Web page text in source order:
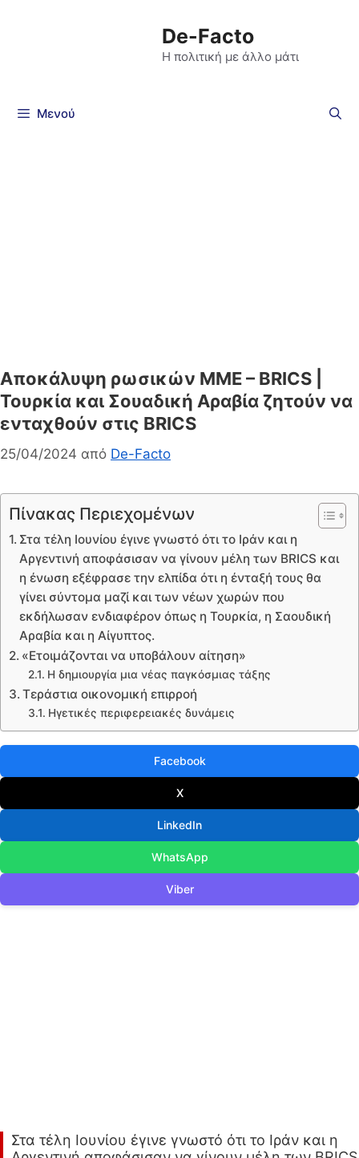
De-Facto
Η πολιτική με άλλο μάτι
Μενού
Αποκάλυψη ρωσικών ΜΜΕ – BRICS |
Τουρκία και Σουαδική Αραβία ζητούν να
ενταχθούν στις BRICS
25/04/2024 από De-Facto
Πίνακας Περιεχομένων
Στα τέλη Ιουνίου έγινε γνωστό ότι το Ιράν και η
Αργεντινή αποφάσισαν να γίνουν μέλη των BRICS και
η ένωση εξέφρασε την ελπίδα ότι η ένταξή τους θα
γίνει σύντομα μαζί και των νέων χωρών που
εκδήλωσαν ενδιαφέρον όπως η Τουρκία, η Σαουδική
Αραβία και η Αίγυπτος.
«Ετοιμάζονται να υποβάλουν αίτηση»
Η δημιουργία μια νέας παγκόσμιας τάξης
Τεράστια οικονομική επιρροή
Ηγετικές περιφερειακές δυνάμεις
Facebook
X
LinkedIn
WhatsApp
Viber
Στα τέλη Ιουνίου έγινε γνωστό ότι το Ιράν και η